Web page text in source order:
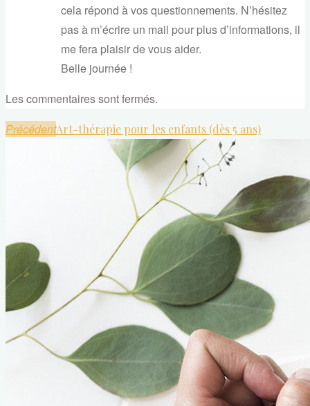
cela répond à vos questionnements. N’hésitez
pas à m’écrire un mail pour plus d’informations, il
me fera plaisir de vous aider.
Belle journée !
Les commentaires sont fermés.
PrécédentArt-thérapie pour les enfants (dès 5 ans)